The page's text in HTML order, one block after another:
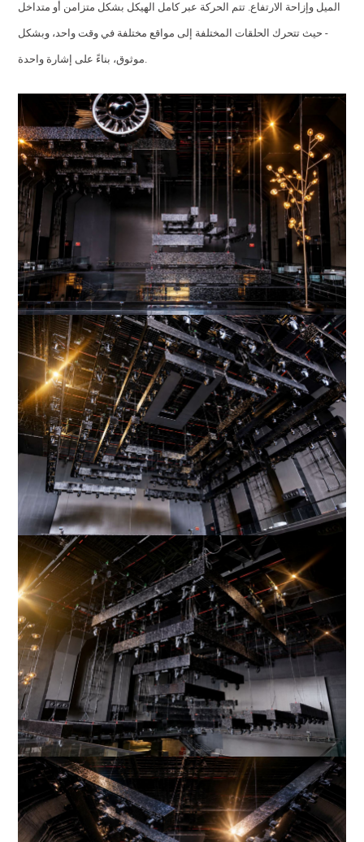
الميل وإزاحة الارتفاع. تتم الحركة عبر كامل الهيكل بشكل متزامن أو متداخل
- حيث تتحرك الحلقات المختلفة إلى مواقع مختلفة في وقت واحد، وبشكل
موثوق، بناءً على إشارة واحدة.